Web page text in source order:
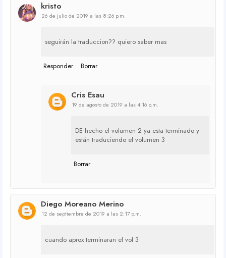
kristo
26 de julio de 2019 a las 8:26 p.m.
seguirán la traduccion?? quiero saber mas
Responder Borrar
Cris Esau
19 de agosto de 2019 a las 4:16 p.m.
DE hecho el volumen 2 ya esta terminado y
están traduciendo el volumen 3
Borrar
Diego Moreano Merino
12 de septiembre de 2019 a las 2:17 p.m.
cuando aprox terminaran el vol 3